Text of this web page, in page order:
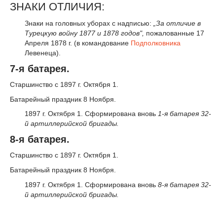
ЗНАКИ ОТЛИЧИЯ:
Знаки на головных уборах с надписью: „За отличие в
Турецкую войну 1877 и 1878 годов", пожалованные 17
Апреля 1878 г. (в командование Подполковника
Левенеца).
7-я батарея.
Старшинство с 1897 г. Октября 1.
Батарейный праздник 8 Ноября.
1897 г. Октября 1. Сформирована вновь 1-я батарея 32-
й артиллерийской бригады.
8-я батарея.
Старшинство с 1897 г. Октября 1.
Батарейный праздник 8 Ноября.
1897 г. Октября 1. Сформирована вновь 8-я батарея 32-
й артиллерийской бригады.